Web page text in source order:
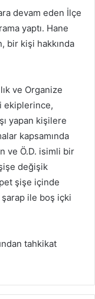
devam eden İlçe
yaptı. Hane
bir kişi hakkında
ve Organize
ekiplerince,
yapan kişilere
kapsamında
ve Ö.D. isimli bir
değişik
şişe içinde
ile boş içki
tahkikat